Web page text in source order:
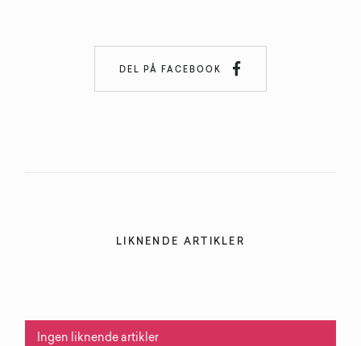
DEL PÅ FACEBOOK 
LIKNENDE ARTIKLER
Ingen liknende artikler